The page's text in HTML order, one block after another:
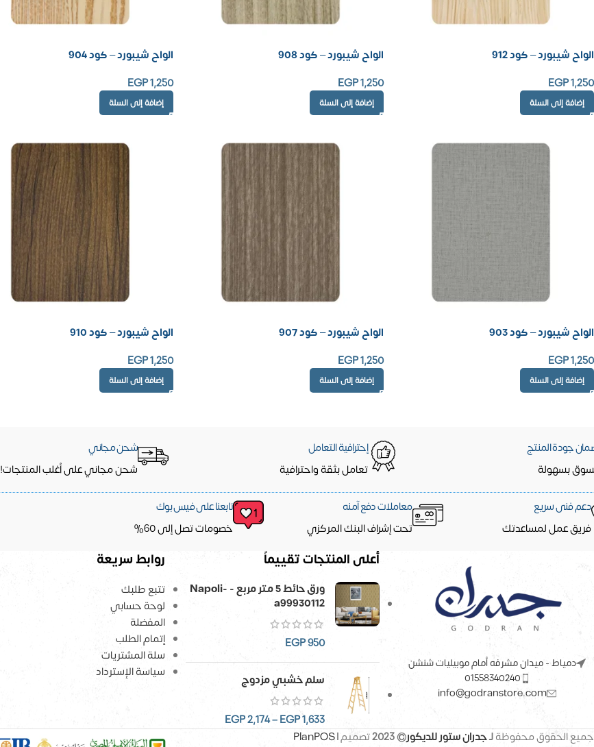
الواح شيبورد – كود 912
EGP1,250
إضافة إلى السلة
الواح شيبورد – كود 908
EGP1,250
إضافة إلى السلة
الواح شيبورد – كود 904
EGP1,250
إضافة إلى السلة
الواح شيبورد – كود 903
EGP1,250
إضافة إلى السلة
الواح شيبورد – كود 907
EGP1,250
إضافة إلى السلة
الواح شيبورد – كود 910
EGP1,250
إضافة إلى السلة
جودة المنتج
بسهولة
إحترافية التعامل
تعامل بثقة واحترافية
شحن مجاني
شحن مجاني على أغلب المنتجات!
دعم فنى سريع
فريق عمل لمساعدتك
معاملات دفع آمنه
تحت إشراف البنك المركزي
تابعنا على فيس بوك
خصومات تصل إلى 60%
دمياط - ميدان مشرفه أمام موبيليات شنشن
01558340240
info@godranstore.com
أعلى المنتجات تقييماً
ورق حائط 5 متر مربع - Napoli-
a99930112
EGP950
سلم خشبي مزدوج
EGP1,633
–
EGP2,174
روابط سريعة
تتبع طلبك
لوحة حسابي
المفضلة
إتمام الطلب
سلة المشتريات
سياسة الإسترداد
جميع الحقوق محفوظةلـجدران ستور للديكور© 2023 تصميم |